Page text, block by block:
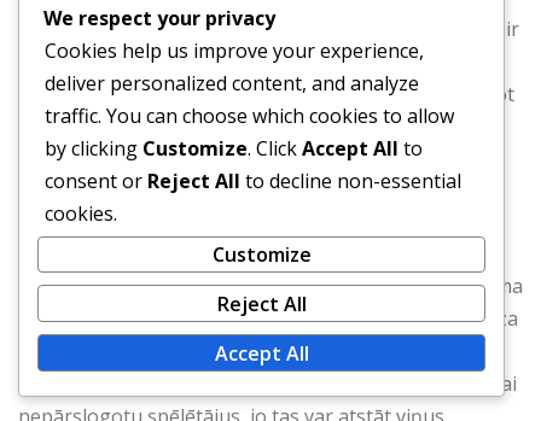
Kamēr 5-4-1 formācija ir galvenokārt aizsardzības, tai ir
nozīmīgs pretuzbrukuma potenciāls. Kad komanda
atgūst bumbu, vidējās līnijas spēlētāji var ātri pārvietot
bumbu uz uzbrucēju, izmantojot pretinieku atstātās
telpas. Tas var novest pie ātriem un efektīviem
uzbrukumiem.
Lai maksimāli palielinātu pretuzbrukuma iespējas,
komandām jāveicina vidējās līnijas spēlētāju uzbrukuma
skrējieni un jāatbalsta vienīgais uzbrucējs. Ātra, precīza
piespēle ir būtiska, lai izmantotu pretinieka
nesakārtotību. Tomēr komandām jābūt uzmanīgām, lai
We respect your privacy
Cookies help us improve your experience,
deliver personalized content, and analyze
traffic. You can choose which cookies to allow
by clicking Customize. ClickAccept All to
consent or Reject All to decline non-essential
cookies.
Customize
Reject All
Accept All